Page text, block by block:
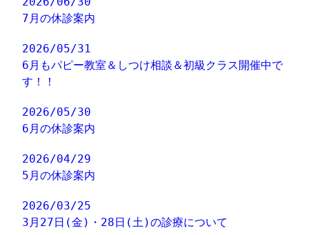
7月の休診案内
2026/05/31
6月もパピー教室＆しつけ相談＆初級クラス開催中で
す！！
2026/05/30
6月の休診案内
2026/04/29
5月の休診案内
2026/03/25
3月27日(金)・28日(土)の診療について